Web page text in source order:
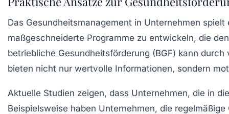
Das Gesundheitsmanagement in Unternehmen spielt
maßgeschneiderte Programme zu entwickeln, die
betriebliche Gesundheitsförderung (BGF) kann
bieten nicht nur wertvolle Informationen, sondern
Aktuelle Studien zeigen, dass Unternehmen, die in
Beispielsweise haben Unternehmen, die